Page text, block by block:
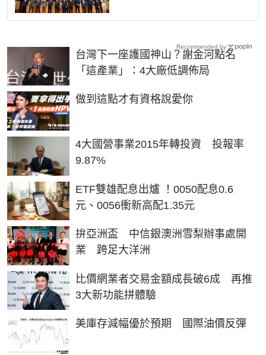
台灣下一座護國神山？謝金河點名
「這產業」：4大廠低調佈局
做到這點才有資格說愛你
PR
4大國營事業2015年轉投資 投報率
9.87%
ETF雙雄配息出爐 ！0050配息0.6
元、0056衝新高配1.35元
拚亞洲盃 中信銀澳洲雪梨辦事處開
業 跨足大洋洲
比價網業者交易金額成長破6成 再推
3大新功能拼體驗
美庫存減幅優於預期 國際油價反彈
Recommended by